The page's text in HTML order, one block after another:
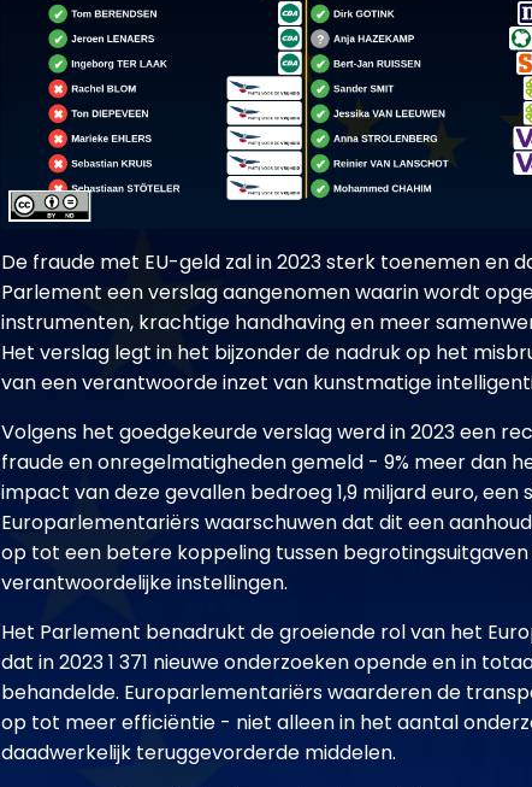
De fraude met EU-geld zal in 2023 sterk toenemen en
Parlement een verslag aangenomen waarin wordt
instrumenten, krachtige handhaving en meer
Het verslag legt in het bijzonder de nadruk op het
van een verantwoorde inzet van kunstmatige
Volgens het goedgekeurde verslag werd in 2023 een
fraude en onregelmatigheden gemeld - 9% meer dan
impact van deze gevallen bedroeg 1,9 miljard euro, een
Europarlementariërs waarschuwen dat dit een
op tot een betere koppeling tussen
verantwoordelijke instellingen.
Het Parlement benadrukt de groeiende rol van het
dat in 2023 1 371 nieuwe onderzoeken opende en in
behandelde. Europarlementariërs waarderen de
op tot meer efficiëntie - niet alleen in het aantal
daadwerkelijk teruggevorderde middelen.